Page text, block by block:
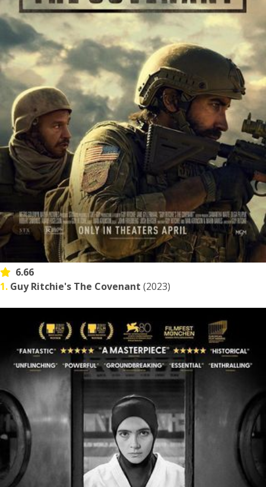
6.66
1. Guy Ritchie's The Covenant (2023)